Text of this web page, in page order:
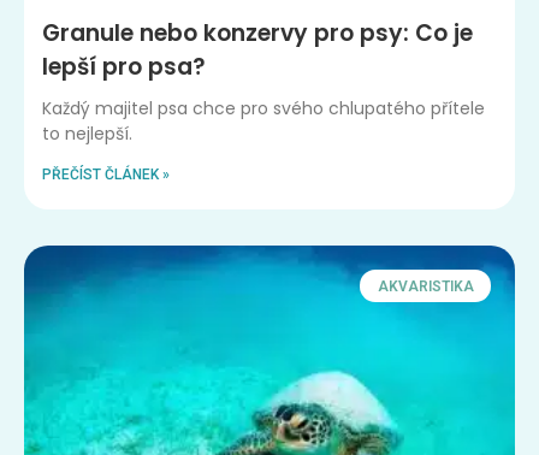
Granule nebo konzervy pro psy: Co je
lepší pro psa?
Každý majitel psa chce pro svého chlupatého přítele
to nejlepší.
PŘEČÍST ČLÁNEK »
AKVARISTIKA